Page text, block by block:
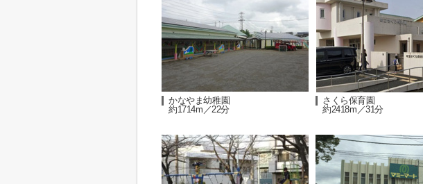
かなやま幼稚園
約1714m／22分
さくら保育園
約2418m／31分